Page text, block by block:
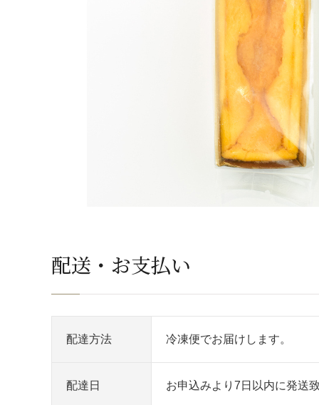
配送・お支払い
配達方法 冷凍便でお届けします。
配達日 お申込みより7日以内に発送